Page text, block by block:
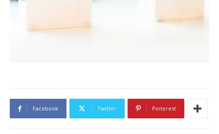
Facebook Twitter Pinterest